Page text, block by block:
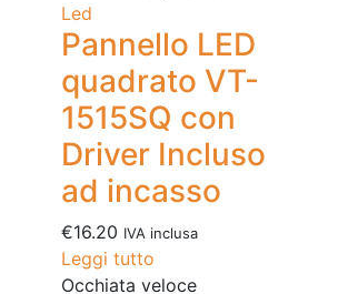
Led
Pannello LED
quadrato VT-
1515SQ con
Driver Incluso
ad incasso
€16.20 IVA inclusa
Leggi tutto
Occhiata veloce